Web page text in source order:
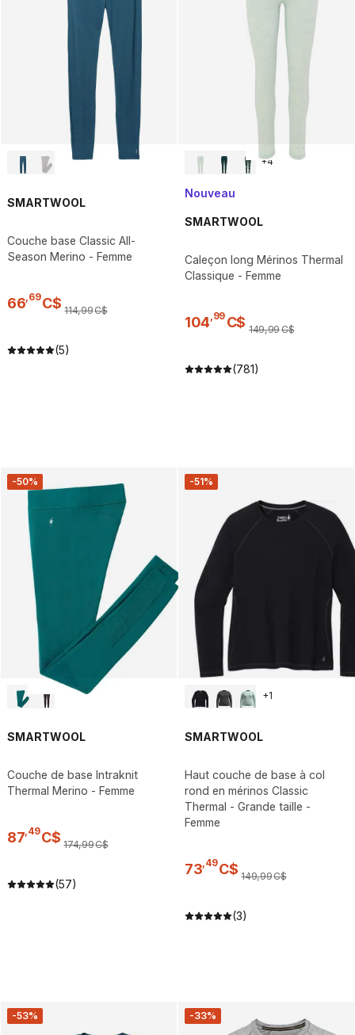
SMARTWOOL
Couche base Classic All-
Season Merino - Femme
66 69C$ 114,99C$
(5)
+4
Nouveau
SMARTWOOL
Caleçon long Mérinos Thermal
Classique - Femme
104 99 C$ 149,99C$
(781)
-50%
SMARTWOOL
Couche de base Intraknit
Thermal Merino - Femme
87,49C$ 174,99C$
(57)
-51%
+1
SMARTWOOL
Haut couche de base à col
rond en mérinos Classic
Thermal - Grande taille -
Femme
73,49C$ 149,99C$
(3)
-53% -33%